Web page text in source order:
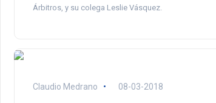
Árbitros, y su colega Leslie Vásquez.
Claudio Medrano 08-03-2018